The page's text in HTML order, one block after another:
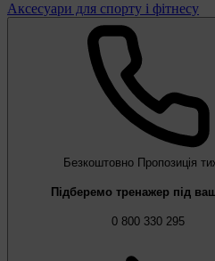
Аксесуари для спорту і фітнесу
Безкоштовно Пропозиція
Підберемо тренажер під
0 800 330 295